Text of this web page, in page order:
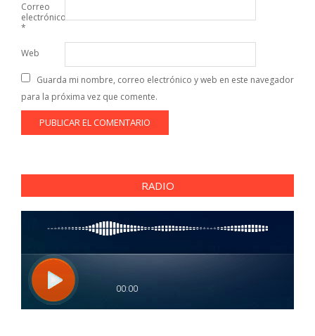
Correo
electrónico
*
Web
Guarda mi nombre, correo electrónico y web en este navegador
para la próxima vez que comente.
RADIO